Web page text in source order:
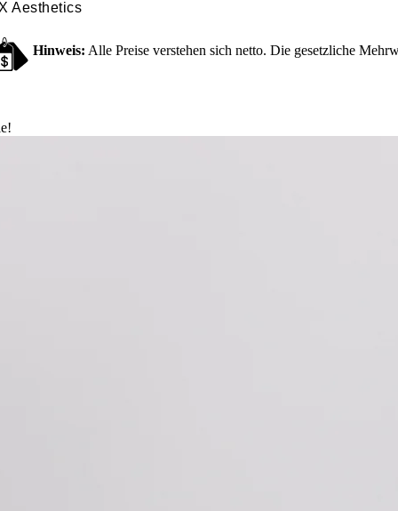
Aesthetics
Hinweis: Alle Preise verstehen sich netto. Die gesetzliche